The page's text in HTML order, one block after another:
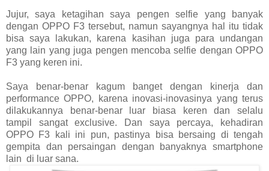
Jujur, saya ketagihan saya pengen selfie yang banyak
dengan OPPO F3 tersebut, namun sayangnya hal itu tidak
bisa saya lakukan, karena kasihan juga para undangan
yang lain yang juga pengen mencoba selfie dengan OPPO
F3 yang keren ini.
Saya benar-benar kagum banget dengan kinerja dan
performance OPPO, karena inovasi-inovasinya yang terus
dilakukannya benar-benar luar biasa keren dan selalu
tampil sangat exclusive. Dan saya percaya, kehadiran
OPPO F3 kali ini pun, pastinya bisa bersaing di tengah
gempita dan persaingan dengan banyaknya smartphone
lain di luar sana.